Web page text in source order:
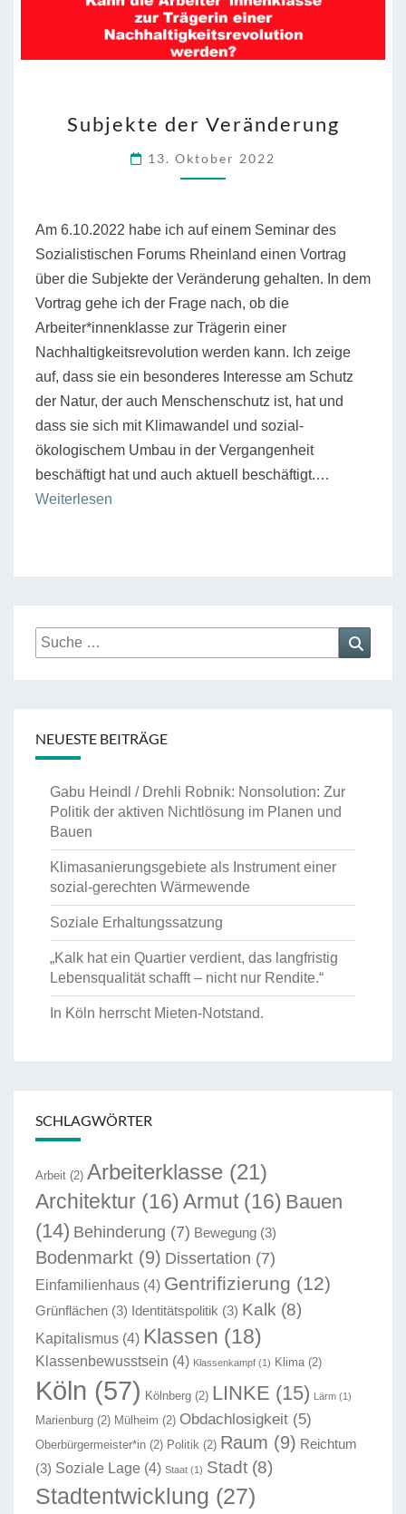
DER
Subjekte der Veränderung
13. Oktober 2022
Am 6.10.2022 habe ich auf einem Seminar des
Sozialistischen Forums Rheinland einen Vortrag
über die Subjekte der Veränderung gehalten. In dem
Vortrag gehe ich der Frage nach, ob die
Arbeiter*innenklasse zur Trägerin einer
Nachhaltigkeitsrevolution werden kann. Ich zeige
auf, dass sie ein besonderes Interesse am Schutz
der Natur, der auch Menschenschutz ist, hat und
dass sie sich mit Klimawandel und sozial-
ökologischem Umbau in der Vergangenheit
beschäftigt hat und auch aktuell beschäftigt.…
Weiterlesen
Suche
nach:
NEUESTE BEITRÄGE
Gabu Heindl / Drehli Robnik: Nonsolution: Zur
Politik der aktiven Nichtlösung im Planen und
Bauen
Klimasanierungsgebiete als Instrument einer
sozial-gerechten Wärmewende
Soziale Erhaltungssatzung
„Kalk hat ein Quartier verdient, das langfristig
Lebensqualität schafft – nicht nur Rendite.“
In Köln herrscht Mieten-Notstand.
SCHLAGWÖRTER
Arbeit (2) Arbeiterklasse (21)
Architektur (16) Armut (16) Bauen
(14) Behinderung (7) Bewegung (3)
Bodenmarkt (9) Dissertation (7)
Einfamilienhaus (4) Gentrifizierung (12)
Grünflächen (3) Identitätspolitik (3) Kalk (8)
Kapitalismus (4) Klassen (18)
Klassenbewusstsein (4) Klassenkampf (1) Klima(2)
Köln (57) Kölnberg (2) LINKE (15) Lärm (1)
Marienburg (2) Mülheim (2) Obdachlosigkeit (5)
Oberbürgermeister*in (2) Politik (2) Raum (9) Reichtum
(3) Soziale Lage (4) Staat (1) Stadt (8)
Stadtentwicklung (27)